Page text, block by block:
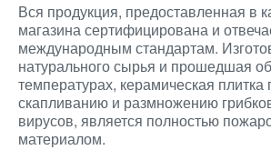
Вся продукция, предоставленная в
магазина сертифицирована и
международным стандартам.
натурального сырья и прошедшая
температурах, керамическая плитка
скапливанию и размножению
вирусов, является полностью
материалом.